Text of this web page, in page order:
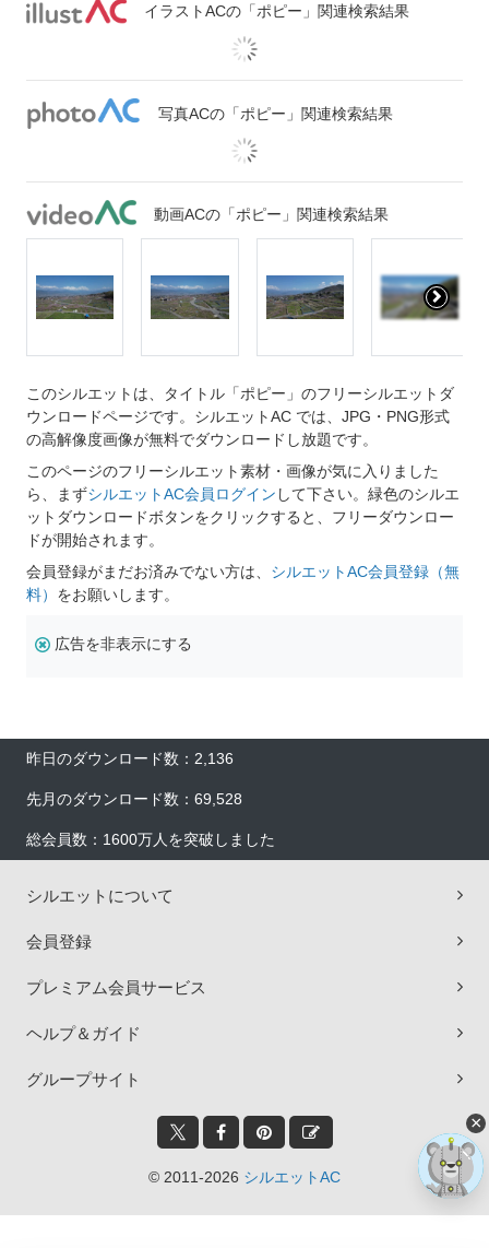
イラストACの「ポピー」関連検索結果
写真ACの「ポピー」関連検索結果
動画ACの「ポピー」関連検索結果
このシルエットは、タイトル「ポピー」のフリーシルエットダ
ウンロードページです。シルエットAC では、JPG・PNG形式
の高解像度画像が無料でダウンロードし放題です。
このページのフリーシルエット素材・画像が気に入りました
ら、まずシルエットAC会員ログイン して下さい。緑色のシルエ
ットダウンロードボタンをクリックすると、フリーダウンロー
ドが開始されます。
会員登録がまだお済みでない方は、 シルエットAC会員登録（無
料） をお願いします。
広告を非表示にする
昨日のダウンロード数：2,136
先月のダウンロード数：69,528
総会員数：1600万人を突破しました
シルエットについて
会員登録
プレミアム会員サービス
ヘルプ＆ガイド
グループサイト
© 2011-2026 シルエットAC
×